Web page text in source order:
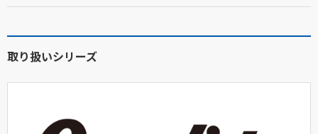
取り扱いシリーズ